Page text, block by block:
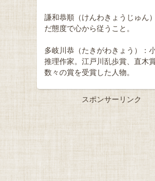
謙和恭順（けんわきょうじゅん
だ態度で心から従うこと。
多岐川恭（たきがわきょう）：小
推理作家。江戸川乱歩賞、直木
数々の賞を受賞した人物。
スポンサーリンク